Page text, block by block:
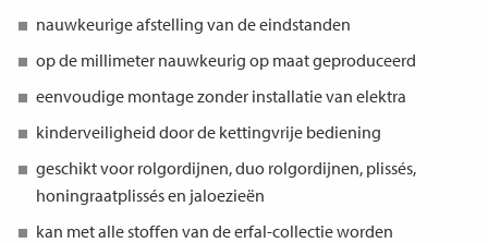
nauwkeurige afstelling van de eindstanden
op de millimeter nauwkeurig op maat geproduceerd
eenvoudige montage zonder installatie van elektra
kinderveiligheid door de kettingvrije bediening
geschikt voor rolgordijnen, duo rolgordijnen, plissés,
honingraatplissés en jaloezieën
kan met alle stoffen van de erfal-collectie worden